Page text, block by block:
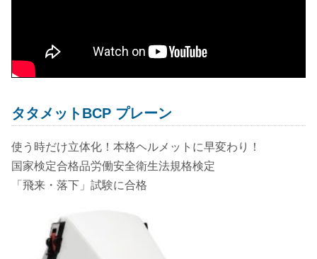
タタメットBCP プレーン
使う時だけ立体化！本格ヘルメットに早変わり！
国家検定合格品労働安全衛生法規格検定
「飛来・落下」試験に合格